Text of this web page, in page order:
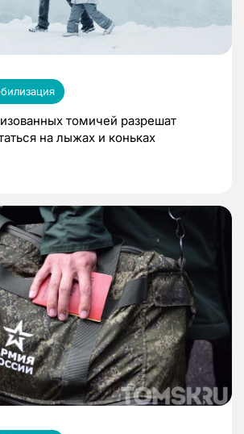
томичей разрешат
на лыжах и коньках